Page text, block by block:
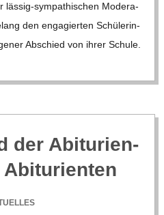
läs­­sig-sym­­­pa­­thi­­schen Mode­ra­
den enga­gier­ten Schü­le­rin­
Abschied von ihrer Schule.
der Abitu­ri­en­